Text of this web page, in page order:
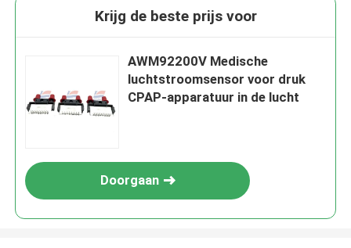
Krijg de beste prijs voor
AWM92200V Medische
luchtstroomsensor voor druk
CPAP-apparatuur in de lucht
Doorgaan